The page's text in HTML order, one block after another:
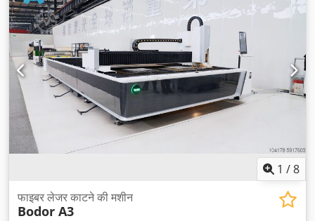
1 /8
फाइबर लेजर काटने की मशीन
Bodor A3